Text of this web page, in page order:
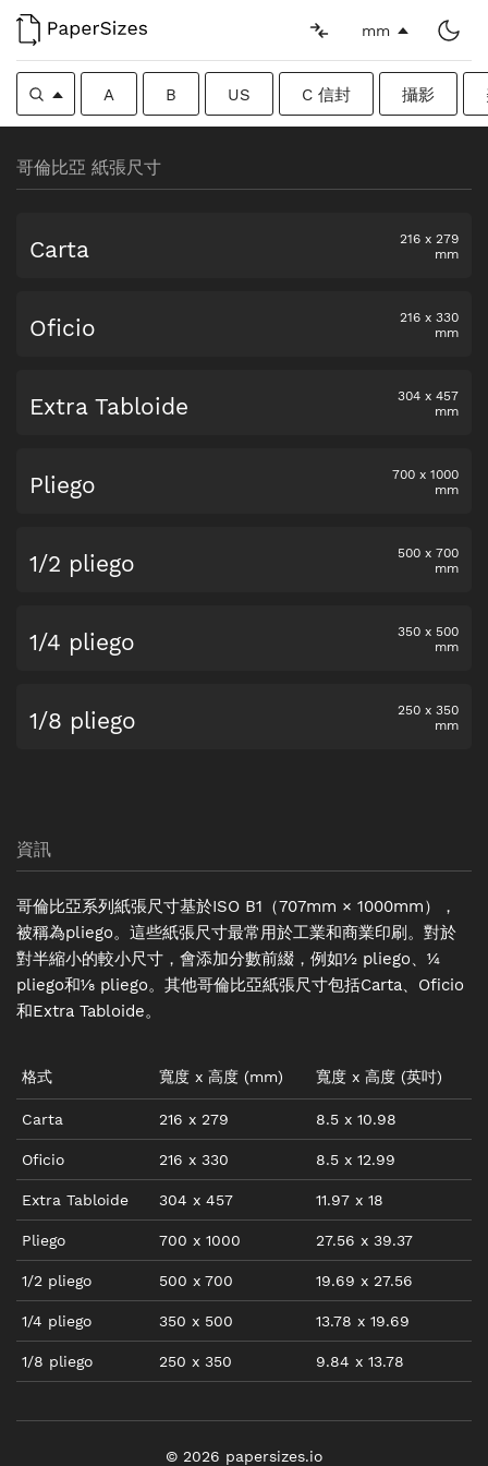
mm
A B US C 信封 攝影
哥倫比亞 紙張尺寸
Carta 216 x 279
mm
Oficio 216 x 330
mm
Extra Tabloide 304 x 457
mm
Pliego 700 x 1000
mm
1/2 pliego 500 x 700
mm
1/4 pliego 350 x 500
mm
1/8 pliego 250 x 350
mm
資訊
哥倫比亞系列紙張尺寸基於ISO B1（707mm × 1000mm），
被稱為pliego。這些紙張尺寸最常用於工業和商業印刷。對於
對半縮小的較小尺寸，會添加分數前綴，例如½ pliego、¼
pliego和⅛ pliego。其他哥倫比亞紙張尺寸包括Carta、Oficio
和Extra Tabloide。
格式 寬度 x 高度 (mm) 寬度 x 高度 (英吋)
Carta 216 x 279 8.5 x 10.98
Oficio 216 x 330 8.5 x 12.99
Extra Tabloide 304 x 457 11.97 x 18
Pliego 700 x 1000 27.56 x 39.37
1/2 pliego 500 x 700 19.69 x 27.56
1/4 pliego 350 x 500 13.78 x 19.69
1/8 pliego 250 x 350 9.84 x 13.78
© 2026 papersizes.io